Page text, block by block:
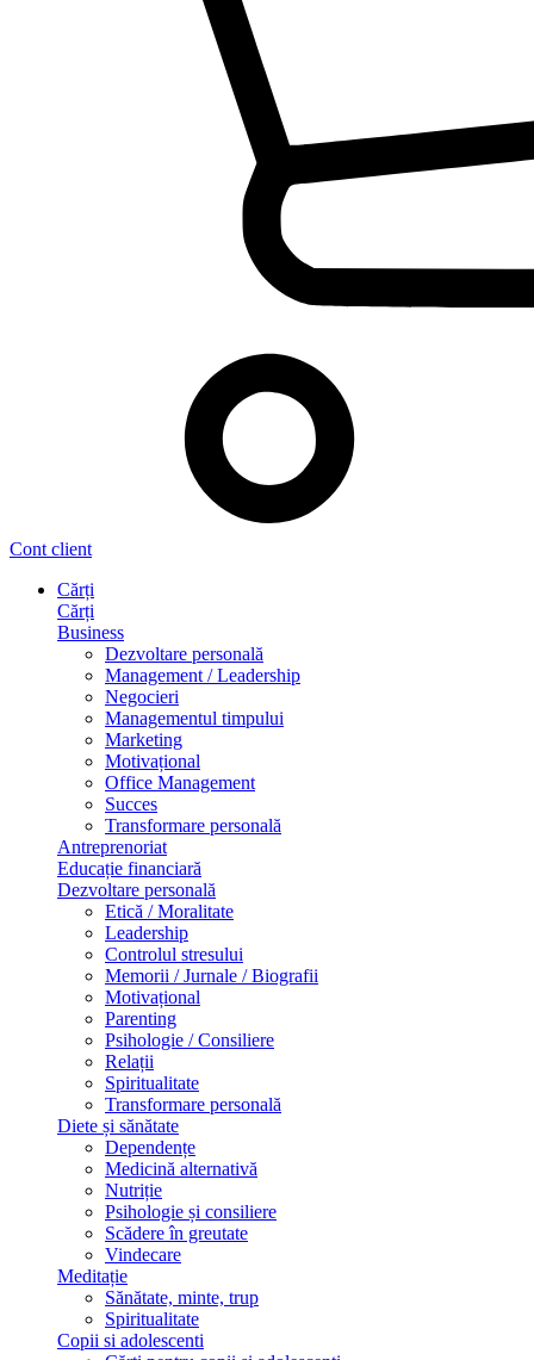
Cont client
Cărți
Cărți
Business
Dezvoltare personală
Management / Leadership
Negocieri
Managementul timpului
Marketing
Motivațional
Office Management
Succes
Transformare personală
Antreprenoriat
Educație financiară
Dezvoltare personală
Etică / Moralitate
Leadership
Controlul stresului
Memorii / Jurnale / Biografii
Motivațional
Parenting
Psihologie / Consiliere
Relații
Spiritualitate
Transformare personală
Diete și sănătate
Dependențe
Medicină alternativă
Nutriție
Psihologie și consiliere
Scădere în greutate
Vindecare
Meditație
Sănătate, minte, trup
Spiritualitate
Copii si adolescenti